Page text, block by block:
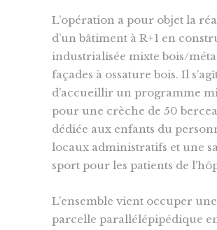
L’opération a pour objet la
d’un bâtiment à R+1 en
industrialisée mixte bois/
façades à ossature bois. Il
d’accueillir un programme
pour une crèche de 50
dédiée aux enfants du
locaux administratifs et une
sport pour les patients de
L’ensemble vient occuper une
parcelle parallélépipédique